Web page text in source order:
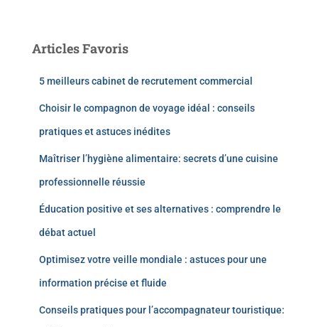
Articles Favoris
5 meilleurs cabinet de recrutement commercial
Choisir le compagnon de voyage idéal : conseils
pratiques et astuces inédites
Maîtriser l’hygiène alimentaire: secrets d’une cuisine
professionnelle réussie
Éducation positive et ses alternatives : comprendre le
débat actuel
Optimisez votre veille mondiale : astuces pour une
information précise et fluide
Conseils pratiques pour l’accompagnateur touristique: